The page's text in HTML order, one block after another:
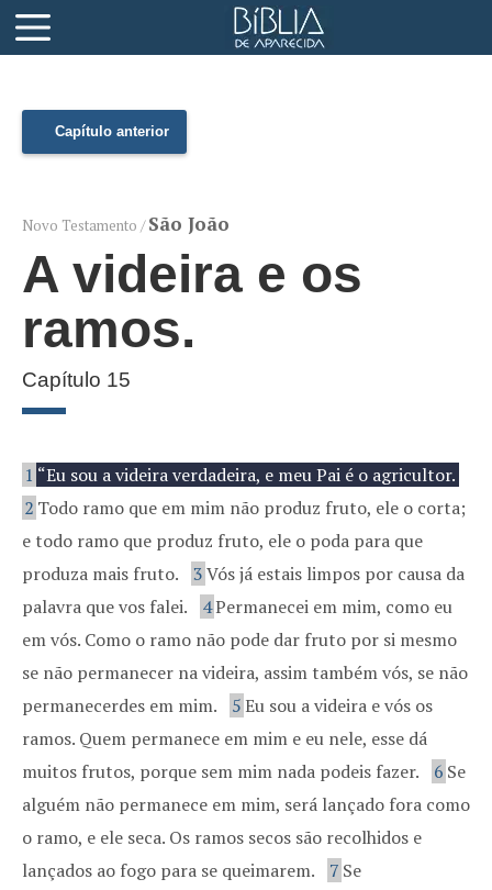
Capítulo anterior
Novo Testamento /São João
A videira e os
ramos.
Capítulo 15
1 “Eu sou a videira verdadeira, e meu Pai é o agricultor.
2 Todo ramo que em mim não produz fruto, ele o corta;
e todo ramo que produz fruto, ele o poda para que
produza mais fruto.
3Vós já estais limpos por causa da
palavra que vos falei.
4Permanecei em mim, como eu
em vós. Como o ramo não pode dar fruto por si mesmo
se não permanecer na videira, assim também vós, se não
permanecerdes em mim.
5Eu sou a videira e vós os
ramos. Quem permanece em mim e eu nele, esse dá
muitos frutos, porque sem mim nada podeis fazer.
6 Se
alguém não permanece em mim, será lançado fora como
o ramo, e ele seca. Os ramos secos são recolhidos e
lançados ao fogo para se queimarem.
7 Se